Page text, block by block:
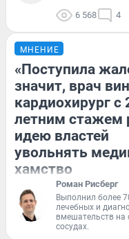
6 568 4
МНЕНИЕ
«Поступила
значит, врач
кардиохирург с
летним стажем
идею властей
увольнять
хамство
Роман Рисберг
Выполнил более
лечебных и
вмешательств на
сосудах.